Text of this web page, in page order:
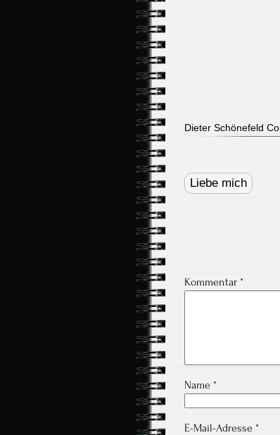
Dieter Schönefeld
navigation
Liebe mich
Kommentar *
Name *
E-Mail-Adresse *